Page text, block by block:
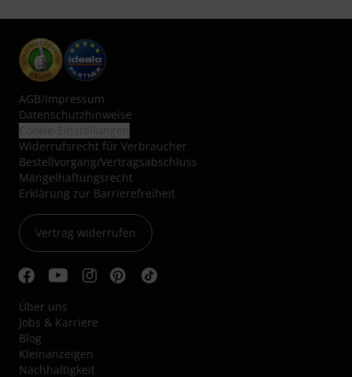
AGB/Impressum
Datenschutzhinweise
Widerrufsrecht für Verbraucher
Bestellvorgang/Vertragsabschluss
Mängelhaftungsrecht
Erklärung zur Barrierefreiheit
Vertrag widerrufen
Über uns
Jobs & Karriere
Blog
Kleinanzeigen
Nachhaltigkeit